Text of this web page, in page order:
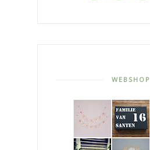
WEBSHOP